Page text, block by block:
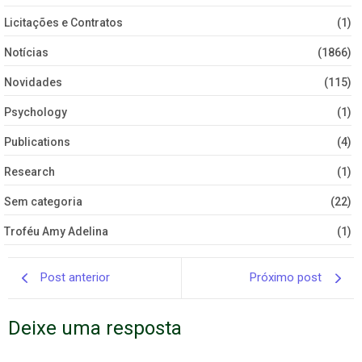
Licitações e Contratos (1)
Notícias (1866)
Novidades (115)
Psychology (1)
Publications (4)
Research (1)
Sem categoria (22)
Troféu Amy Adelina (1)
Post anterior Próximo post
Deixe uma resposta